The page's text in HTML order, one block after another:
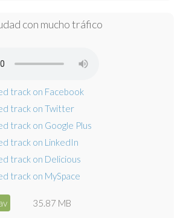
con mucho tráfico
35.87 MB